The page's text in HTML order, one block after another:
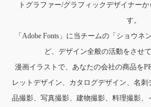
トグラファー/グラフィックデザイナー
す。
「Adobe Fonts」に当チームの「ショウ
ど、デザイン全般の活動をさせ
漫画イラストで、あなたの会社の商品を
レットデザイン、カタログデザイン、名
品撮影、写真撮影、建物撮影、料理撮影